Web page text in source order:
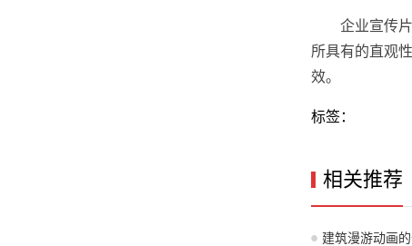
企业宣传
所具有的直观
效。
标签：
相关推荐
建筑漫游动画